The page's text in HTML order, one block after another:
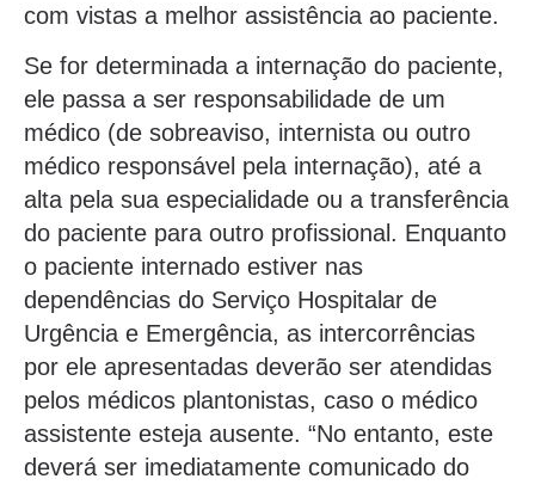
com vistas a melhor assistência ao paciente.
Se for determinada a internação do paciente,
ele passa a ser responsabilidade de um
médico (de sobreaviso, internista ou outro
médico responsável pela internação), até a
alta pela sua especialidade ou a transferência
do paciente para outro profissional. Enquanto
o paciente internado estiver nas
dependências do Serviço Hospitalar de
Urgência e Emergência, as intercorrências
por ele apresentadas deverão ser atendidas
pelos médicos plantonistas, caso o médico
assistente esteja ausente. “No entanto, este
deverá ser imediatamente comunicado do